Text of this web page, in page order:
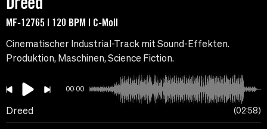
MF-12765 | 120 BPM | C-Moll
Cinematischer Industrial-Track mit Sound-Effekten.
Produktion, Maschinen, Science Fiction.
00:00
Dreed 02:58